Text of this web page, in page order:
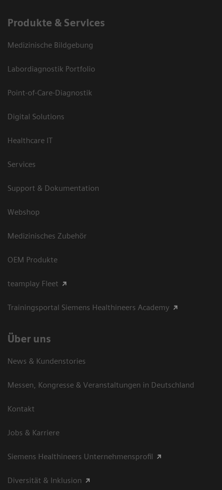
Produkte & Services
Medizinische Bildgebung
Labordiagnostik Portfolio
Point-of-Care-Diagnostik
Digital Solutions
Healthcare IT
Services
Support & Dokumentation
Webshop
Medizinisches Zubehör
OEM Produkte
teamplay Fleet
Trainingsportal Siemens Healthineers Academy
Über uns
News & Kundenstories
Messen, Kongresse & Veranstaltungen in Deutschland
Kontakt
Jobs & Karriere
Siemens Healthineers Unternehmensprofil
Diversität & Inklusion